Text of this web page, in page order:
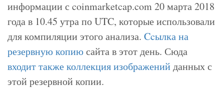
информации с coinmarketcap.com 20 марта 2018
года в 10.45 утра по UTC, которые использовали
для компиляции этого анализа. Ccылка на
резервную копиюсайта в этот день. Сюда
входит также коллекция изображений данных с
этой резервной копии.